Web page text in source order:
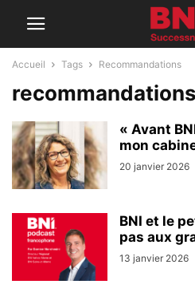
Accueil Tags Recommandations
recommandations
« Avant
mon
20 janvier 2026
BNI et le
pas aux
13 janvier 2026